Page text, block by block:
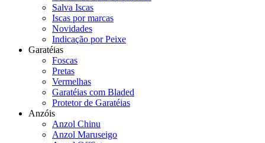
Salva Iscas
Iscas por marcas
Novidades
Indicação por Peixe
Garatéias
Foscas
Pretas
Vermelhas
Garatéias com Bladed
Protetor de Garatéias
Anzóis
Anzol Chinu
Anzol Maruseigo